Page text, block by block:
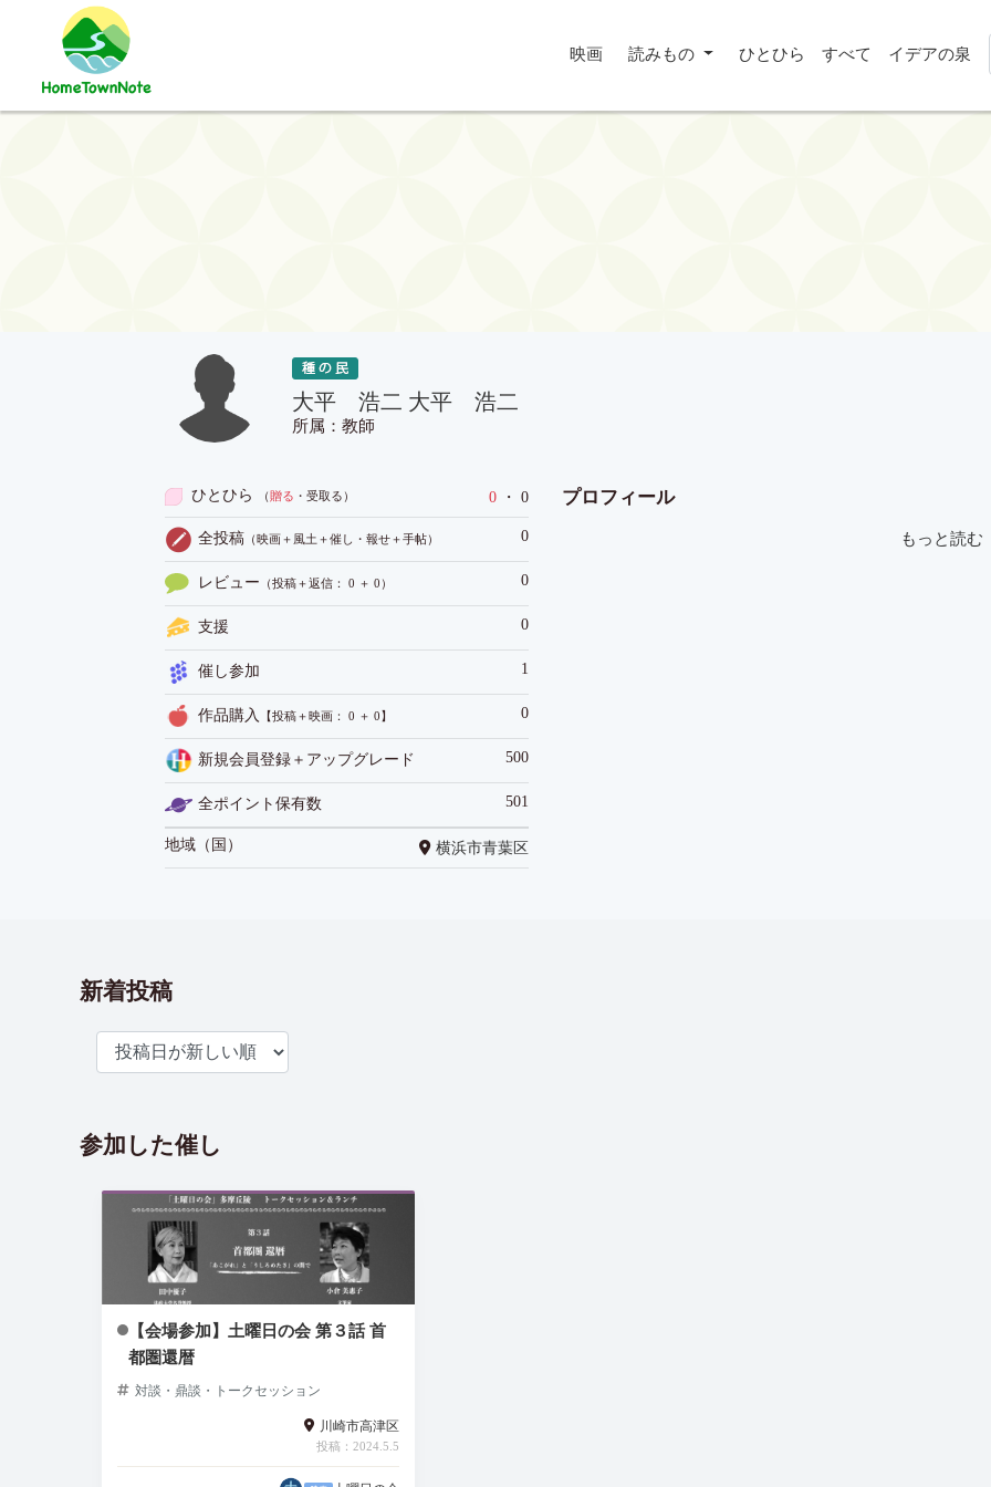
映画 読みもの ひとひら すべて イデアの泉
大平 浩二 大平 浩二
所属：教師
ひとひら （贈る ・受取る ） 0・ 0
全投稿 （映画＋風土＋催し・報せ＋手帖） 0
レビュー （投稿＋返信： 0 ＋ 0） 0
支援 0
催し参加 1
作品購入 【投稿＋映画： 0 ＋ 0】 0
新規会員登録＋アップグレード 500
全ポイント保有数 501
地域（国） 横浜市青葉区
プロフィール
もっと読む
新着投稿
参加した催し
【会場参加】土曜日の会 第３話 首
都圏還暦
対談・鼎談・トークセッション
川崎市高津区
投稿：2024.5.5